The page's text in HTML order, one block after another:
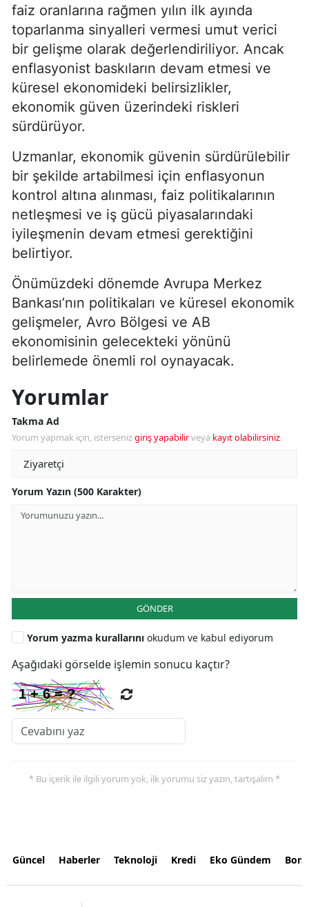
faiz oranlarına rağmen yılın ilk ayında
toparlanma sinyalleri vermesi umut verici
bir gelişme olarak değerlendiriliyor. Ancak
enflasyonist baskıların devam etmesi ve
küresel ekonomideki belirsizlikler,
ekonomik güven üzerindeki riskleri
sürdürüyor.
Uzmanlar, ekonomik güvenin sürdürülebilir
bir şekilde artabilmesi için enflasyonun
kontrol altına alınması, faiz politikalarının
netleşmesi ve iş gücü piyasalarındaki
iyileşmenin devam etmesi gerektiğini
belirtiyor.
Önümüzdeki dönemde Avrupa Merkez
Bankası’nın politikaları ve küresel ekonomik
gelişmeler, Avro Bölgesi ve AB
ekonomisinin gelecekteki yönünü
belirlemede önemli rol oynayacak.
Yorumlar
Takma Ad
Yorum yapmak için, istersenizgiriş yapabilirveya kayıt olabilirsiniz.
Yorum Yazın (500 Karakter)
GÖNDER
Yorum yazma kurallarını okudum ve kabul ediyorum
Aşağıdaki görselde işlemin sonucu kaçtır?
* Bu içerik ile ilgili yorum yok, ilk yorumu siz yazın, tartışalım *
Güncel Haberler Teknoloji Kredi Eko Gündem